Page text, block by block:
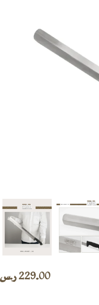
229.00ر.س